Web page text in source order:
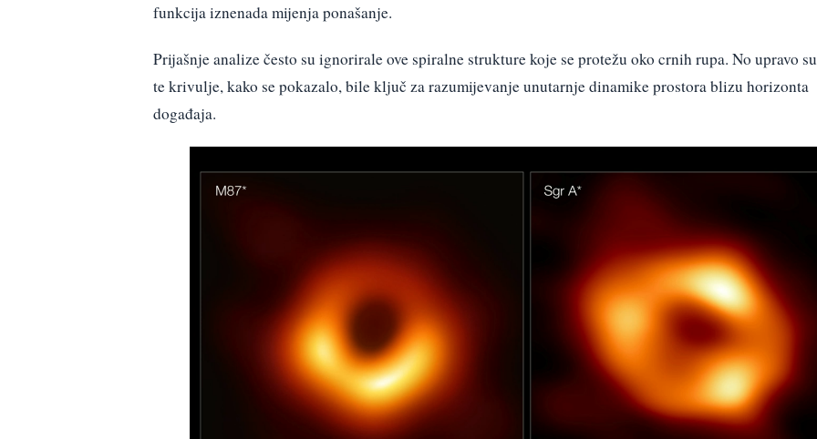
funkcija iznenada mijenja ponašanje.
Prijašnje analize često su ignorirale ove spiralne strukture koje se protežu oko crnih rupa. No upravo su
te krivulje, kako se pokazalo, bile ključ za razumijevanje unutarnje dinamike prostora blizu horizonta
događaja.